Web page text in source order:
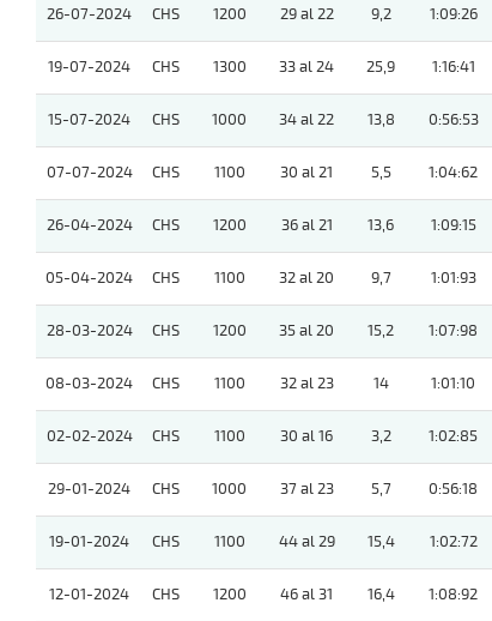
26-07-2024 CHS 1200 29 al 22 9,2 1:09:26
19-07-2024 CHS 1300 33 al 24 25,9 1:16:41
15-07-2024 CHS 1000 34 al 22 13,8 0:56:53
07-07-2024 CHS 1100 30 al 21 5,5 1:04:62
26-04-2024 CHS 1200 36 al 21 13,6 1:09:15
05-04-2024 CHS 1100 32 al 20 9,7 1:01:93
28-03-2024 CHS 1200 35 al 20 15,2 1:07:98
08-03-2024 CHS 1100 32 al 23 14 1:01:10
02-02-2024 CHS 1100 30 al 16 3,2 1:02:85
29-01-2024 CHS 1000 37 al 23 5,7 0:56:18
19-01-2024 CHS 1100 44 al 29 15,4 1:02:72
12-01-2024 CHS 1200 46 al 31 16,4 1:08:92